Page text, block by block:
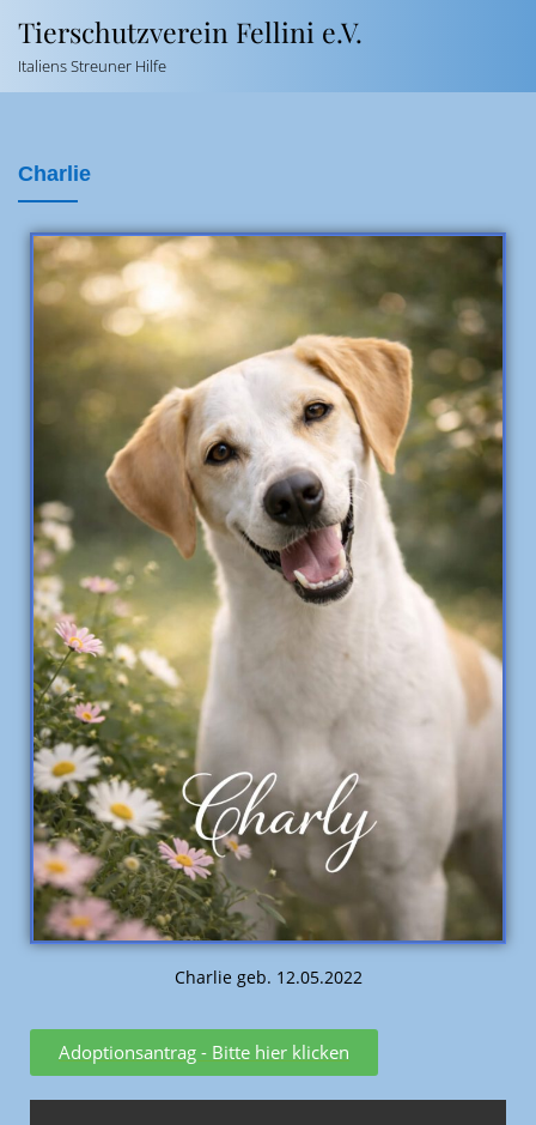
Tierschutzverein Fellini e.V.
Italiens Streuner Hilfe
Charlie
Charlie geb. 12.05.2022
Adoptionsantrag - Bitte hier klicken